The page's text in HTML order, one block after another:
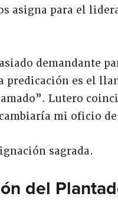
asigna para el
demandante
es el
Lutero
mi oficio
sagrada.
del